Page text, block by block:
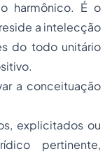
harmônico. É o
a intelecção
do todo unitário
a conceituação
explicitados ou
pertinente,